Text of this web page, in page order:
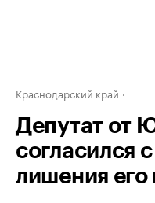
Краснодарский край
Депутат от
согласился
лишения его